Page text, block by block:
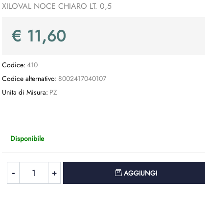
XILOVAL NOCE CHIARO LT. 0,5
€ 11,60
Codice: 410
Codice alternativo: 8002417040107
Unita di Misura: PZ
Disponibile
AGGIUNGI